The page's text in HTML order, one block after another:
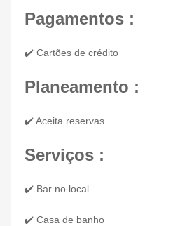
Pagamentos :
✔️ Cartões de crédito
Planeamento :
✔️ Aceita reservas
Serviços :
✔️ Bar no local
✔️ Casa de banho